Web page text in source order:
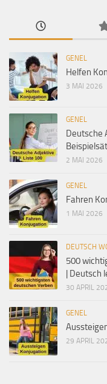
GENEL
Helfen
3 MAI 2026
GENEL
Deutsche
2 MAI 2026
GENEL
Fahren
1 MAI 2026
DEUTSCH
500
| Deutsch
30 APRIL
GENEL
29 APRIL